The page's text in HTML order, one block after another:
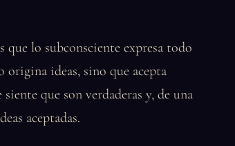
lo subconsciente expresa todo
origina ideas, sino que acepta
que son verdaderas y, de una
aceptadas.